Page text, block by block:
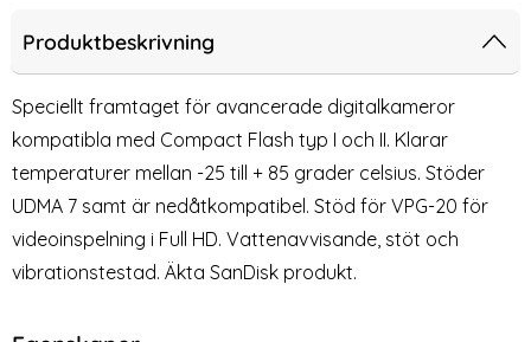
MicroSDXC Extreme 512 GB 190MB/s Inkl. Adapter
SanDisk MicroSDHC Ultra Mobil 32
Produktbeskrivning
Speciellt framtaget för avancerade digitalkameror
kompatibla med Compact Flash typ I och II. Klarar
temperaturer mellan -25 till + 85 grader celsius. Stöder
UDMA 7 samt är nedåtkompatibel. Stöd för VPG-20 för
videoinspelning i Full HD. Vattenavvisande, stöt och
vibrationstestad. Äkta SanDisk produkt.